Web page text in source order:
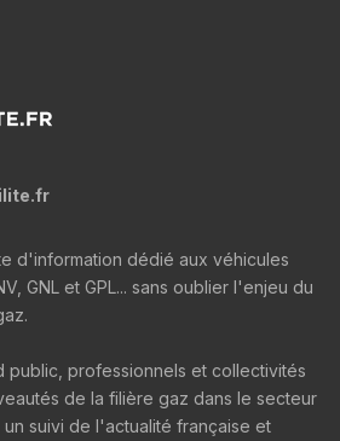
d'information dédié aux véhicules
GNL et GPL... sans oublier l'enjeu du
public, professionnels et collectivités
de la filière gaz dans le secteur
suivi de l'actualité française et